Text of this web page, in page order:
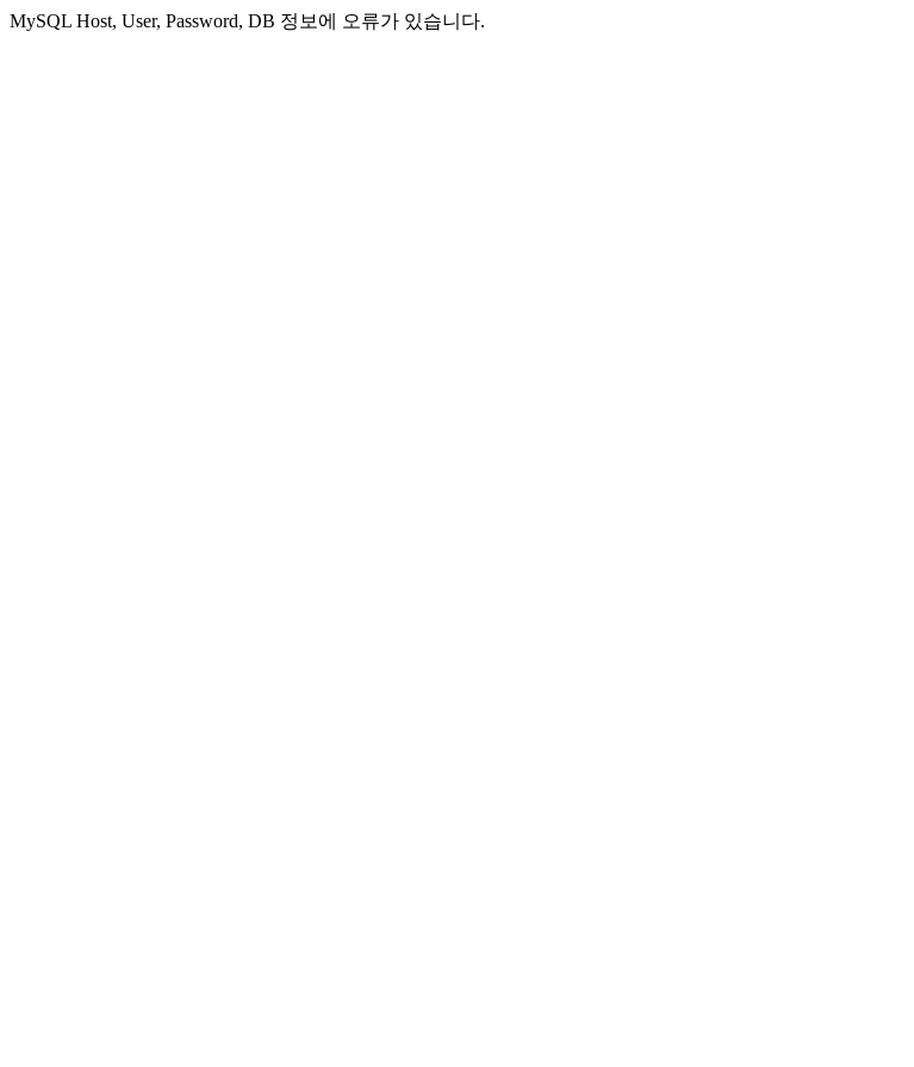
MySQL Host, User, Password, DB 정보에 오류가 있습니다.